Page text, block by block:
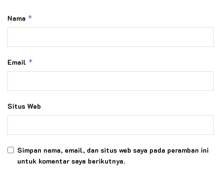
Nama *
Email *
Situs Web
Simpan nama, email, dan situs web saya pada peramban ini
untuk komentar saya berikutnya.